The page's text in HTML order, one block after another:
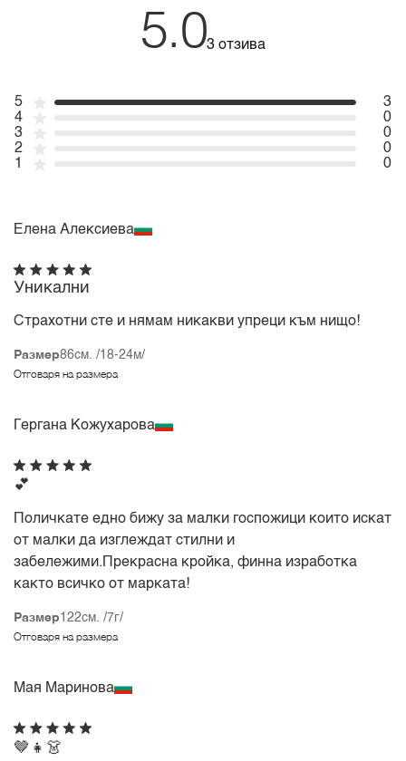
5.03 отзива
5
3
4
0
3
0
2
0
1
0
Елена Алексиева
Размер86см. /18-24м/
Отговаря на размера
Уникални
Страхотни сте и нямам никакви упреци към нищо!
Гергана Кожухарова
Размер122см. /7г/
Отговаря на размера
💕
Поличкате едно бижу за малки госпожици които искат
от малки да изглеждат стилни и
забележими.Прекрасна кройка, финна изработка
както всичко от марката!
Мая Маринова
🤎👧👗